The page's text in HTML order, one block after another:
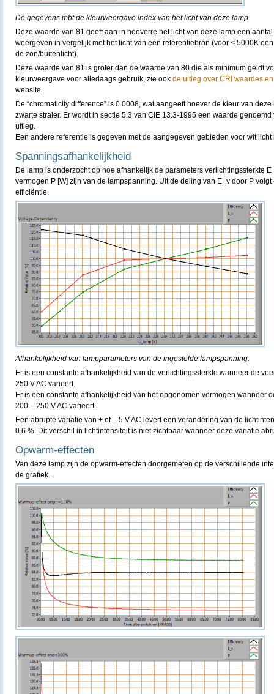
De gegevens mbt de kleurweergave index van het licht van deze lamp.
Deze waarde van 81 geeft aan in hoeverre het licht van deze lamp een
weergeven in vergelijk met het licht van een referentiebron (voor < 5000K
de zon/buitenlicht).
Deze waarde van 81 is groter dan de waarde van 80 die als minimum geldt
kleurweergave voor alledaags gebruik, zie ook de uitleg over CRI waardes
website.
De “chromaticity difference” is 0.0008, wat aangeeft hoever de kleur van
zwarte straler. Er wordt in sectie 5.3 van CIE 13.3-1995 een waarde
uitleg.
Een andere referentie is gegeven met de aangegeven gebieden voor wit
Spanningsafhankelijkheid
De lamp is onderzocht op hoe afhankelijk de parameters verlichtingssterkte
vermogen P [W] zijn van de lampspanning. Uit de deling van E_v door P
efficiëntie.
Afhankelijkheid van lampparameters van de ingestelde lampspanning.
Er is een constante afhankelijkheid van de verlichtingssterkte wanneer de
250 V AC varieert.
Er is een constante afhankelijkheid van het opgenomen vermogen wanneer
200 – 250 V AC varieert.
Een abrupte variatie van + of – 5 V AC levert een verandering van de
0.6 %. Dit verschil in lichtintensiteit is niet zichtbaar wanneer deze variatie
Opwarm-effecten
Van deze lamp zijn de opwarm-effecten doorgemeten op de verschillende
de grafiek.